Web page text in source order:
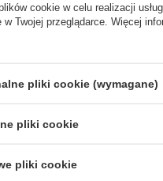
cookie w celu realizacji
w Twojej przeglądarce. Więcej
pliki cookie (wymagane)
pliki cookie
pliki cookie